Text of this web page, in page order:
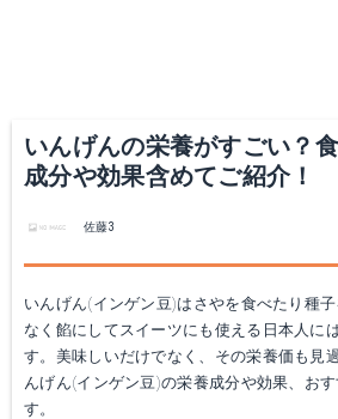
いんげんの栄養がすごい？
成分や効果含めてご紹介！
佐藤3
いんげん(インゲン豆)はさやを食べたり種
なく餡にしてスイーツにも使える日本人に
す。美味しいだけでなく、その栄養価も見
んげん(インゲン豆)の栄養成分や効果、お
す。